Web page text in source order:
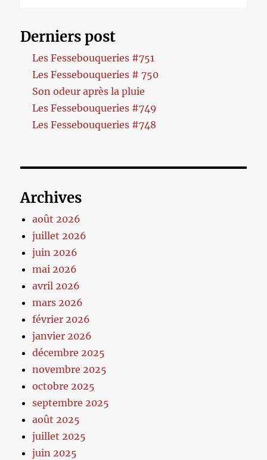
Derniers post
Les Fessebouqueries #751
Les Fessebouqueries # 750
Son odeur après la pluie
Les Fessebouqueries #749
Les Fessebouqueries #748
Archives
août 2026
juillet 2026
juin 2026
mai 2026
avril 2026
mars 2026
février 2026
janvier 2026
décembre 2025
novembre 2025
octobre 2025
septembre 2025
août 2025
juillet 2025
juin 2025